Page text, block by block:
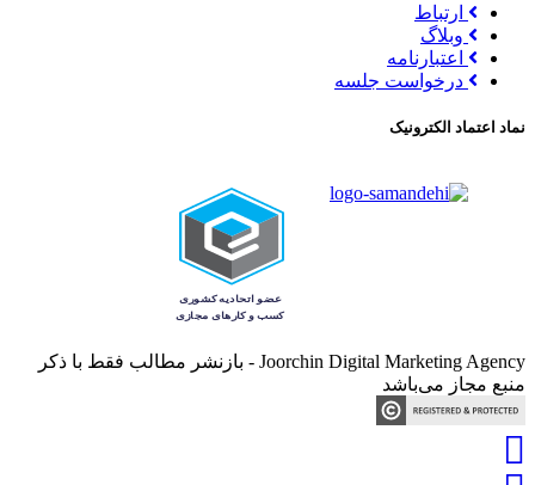
ارتباط
وبلاگ
اعتبارنامه
درخواست جلسه
نماد اعتماد الکترونیک
Joorchin Digital Marketing Agency - بازنشر مطالب فقط با ذکر
منبع مجاز می‌باشد